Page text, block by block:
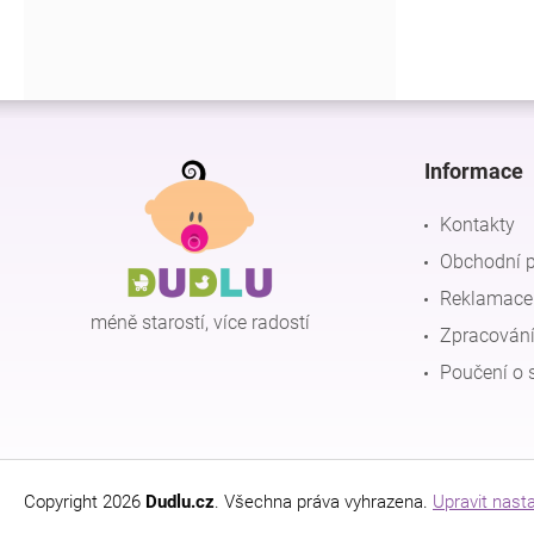
Z
méně starostí, více radostí
Informace
Kontakty
Obchodní
Poučení o
Copyright 2026 Dudlu.cz. Všechna práva vyhrazena. Upravit